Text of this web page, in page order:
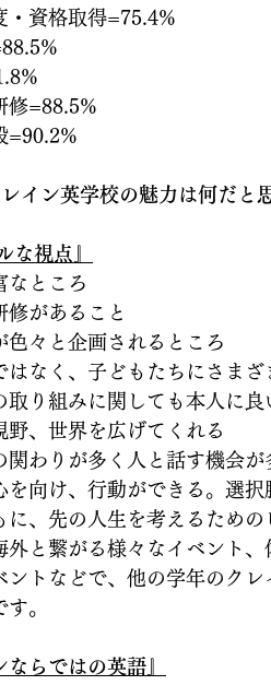
・資格取得=75.4%
修=88.5%
=90.2%
イン英学校の魅力は何だと
な視点』
なところ
修があること
色々と企画されるところ
はなく、子どもたちにさま
取り組みに関しても本人に良
野、世界を広げてくれる
関わりが多く人と話す機会が
を向け、行動ができる。選
に、先の人生を考えるため
外と繋がる様々なイベント
ントなどで、他の学年のク
。
ならではの英語』